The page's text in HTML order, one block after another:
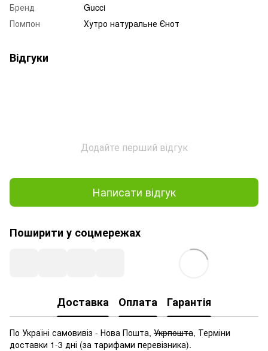
Бренд
Gucci
Помпон
Хутро натуральне Єнот
Відгуки
Додайте перший відгук
Написати відгук
Поширити у соцмережах
Доставка Оплата Гарантія
По Україні самовивіз - Нова Пошта, Укрпошта, Терміни
доставки 1-3 дні (за тарифами перевізника).